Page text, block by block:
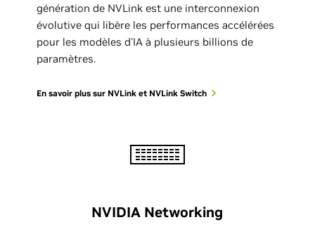
génération de NVLink est une interconnexion
évolutive qui libère les performances accélérées
pour les modèles d'IA à plusieurs billions de
paramètres.
En savoir plus sur NVLink et NVLink Switch
NVIDIA Networking